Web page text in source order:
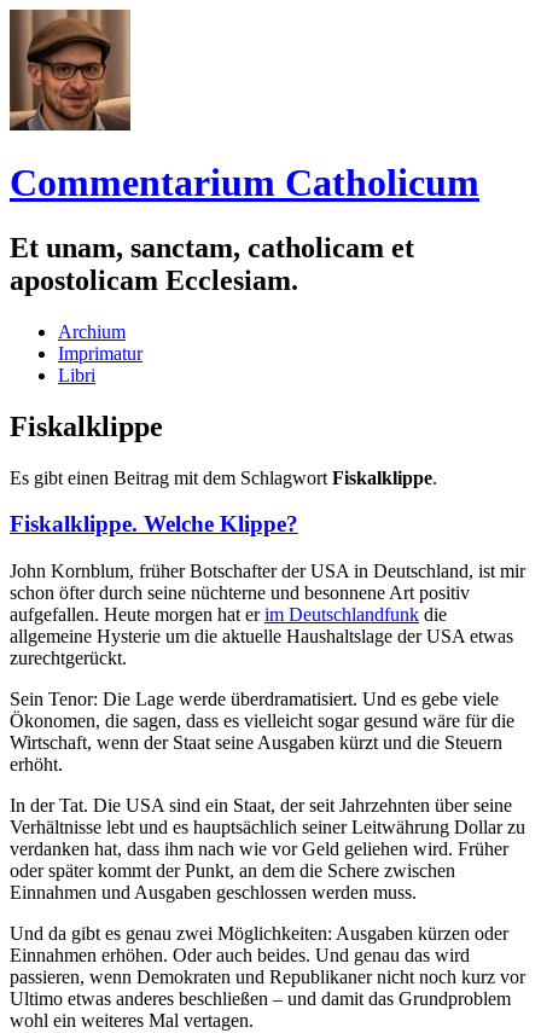
Commentarium Catholicum
Et unam, sanctam, catholicam et
apostolicam Ecclesiam.
Zum
Inhalt
springen
Archium
Imprimatur
Libri
Fiskalklippe
Es gibt einen Beitrag mit dem Schlagwort Fiskalklippe.
Fiskalklippe. Welche Klippe?
John Kornblum, früher Botschafter der USA in Deutschland, ist mir
schon öfter durch seine nüchterne und besonnene Art positiv
aufgefallen. Heute morgen hat erim Deutschlandfunk die
allgemeine Hysterie um die aktuelle Haushaltslage der USA etwas
zurechtgerückt.
Sein Tenor: Die Lage werde überdramatisiert. Und es gebe viele
Ökonomen, die sagen, dass es vielleicht sogar gesund wäre für die
Wirtschaft, wenn der Staat seine Ausgaben kürzt und die Steuern
erhöht.
In der Tat. Die USA sind ein Staat, der seit Jahrzehnten über seine
Verhältnisse lebt und es hauptsächlich seiner Leitwährung Dollar zu
verdanken hat, dass ihm nach wie vor Geld geliehen wird. Früher
oder später kommt der Punkt, an dem die Schere zwischen
Einnahmen und Ausgaben geschlossen werden muss.
Und da gibt es genau zwei Möglichkeiten: Ausgaben kürzen oder
Einnahmen erhöhen. Oder auch beides. Und genau das wird
passieren, wenn Demokraten und Republikaner nicht noch kurz vor
Ultimo etwas anderes beschließen – und damit das Grundproblem
wohl ein weiteres Mal vertagen.